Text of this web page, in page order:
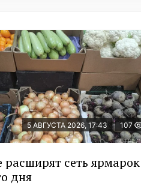
5 АВГУСТА 2026, 17:43 107
расширят сеть ярмарок
дня